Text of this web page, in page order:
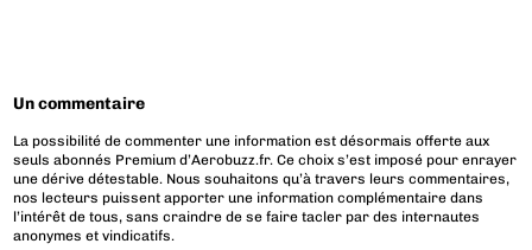
Un commentaire
La possibilité de commenter une information est désormais offerte aux
seuls abonnés Premium d’Aerobuzz.fr. Ce choix s’est imposé pour enrayer
une dérive détestable. Nous souhaitons qu’à travers leurs commentaires,
nos lecteurs puissent apporter une information complémentaire dans
l’intérêt de tous, sans craindre de se faire tacler par des internautes
anonymes et vindicatifs.